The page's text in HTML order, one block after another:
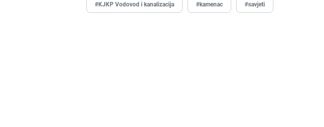
#KJKP Vodovod i kanalizacija #kamenac #savjeti